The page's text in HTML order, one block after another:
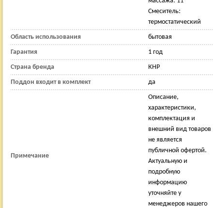
Смеситель:
термостатический
Область использования бытовая
Гарантия 1 год
Страна бренда КНР
Поддон входит в комплект да
Примечание
Описание,
характеристики,
комплектация и
внешний вид товаров
не является
публичной офертой.
Актуальную и
подробную
информацию
уточняйте у
менеджеров нашего